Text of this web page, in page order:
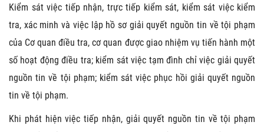
Kiểm sát việc tiếp nhận, trực tiếp kiểm sát, kiểm sát việc kiểm
tra, xác minh và việc lập hồ sơ giải quyết nguồn tin về tội phạm
của Cơ quan điều tra, cơ quan được giao nhiệm vụ tiến hành một
số hoạt động điều tra; kiểm sát việc tạm đình chỉ việc giải quyết
nguồn tin về tội phạm; kiểm sát việc phục hồi giải quyết nguồn
tin về tội phạm.
Khi phát hiện việc tiếp nhận, giải quyết nguồn tin về tội phạm